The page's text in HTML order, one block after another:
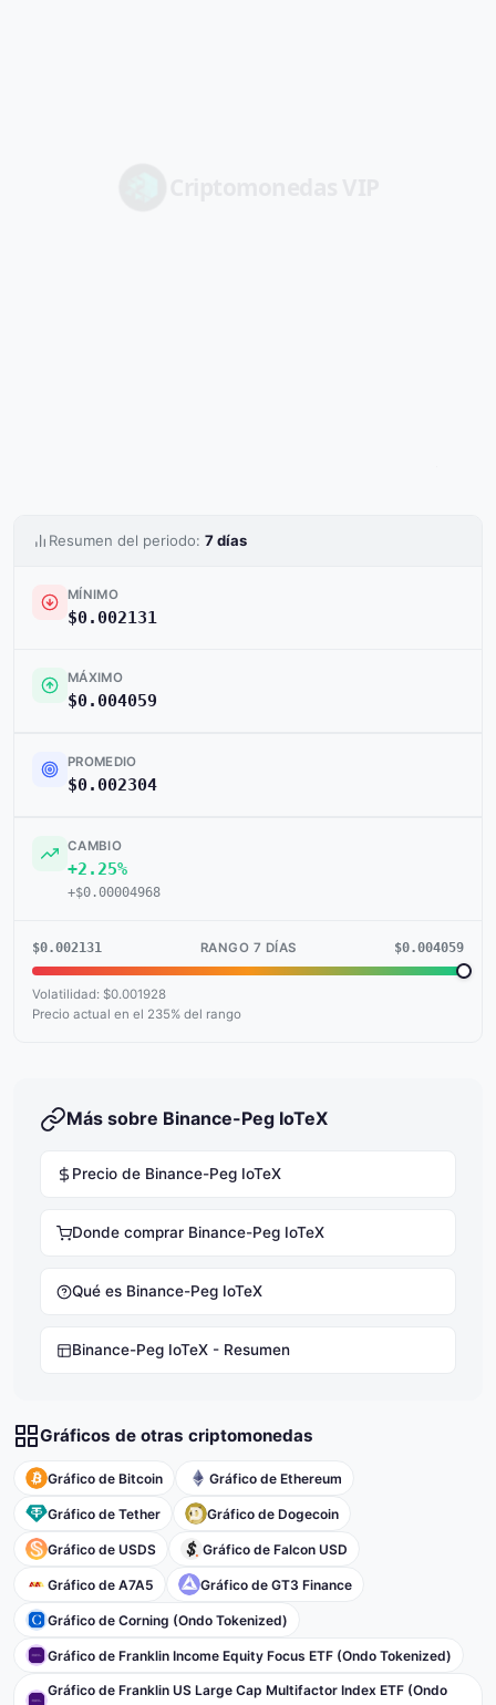
Resumen del periodo: 7 días
MÍNIMO
$0.002131
MÁXIMO
$0.004059
PROMEDIO
$0.002304
CAMBIO
+2.25%
+$0.00004968
$0.002131 RANGO 7 DÍAS $0.004059
Volatilidad: $0.001928
Precio actual en el 235% del rango
Más sobre Binance-Peg IoTeX
Precio de Binance-Peg IoTeX
Donde comprar Binance-Peg IoTeX
Qué es Binance-Peg IoTeX
Binance-Peg IoTeX - Resumen
Gráficos de otras criptomonedas
Gráfico de Bitcoin Gráfico de Ethereum
Gráfico de Tether Gráfico de Dogecoin
Gráfico de USDS Gráfico de Falcon USD
Gráfico de A7A5 Gráfico de GT3 Finance
Gráfico de Corning (Ondo Tokenized)
Gráfico de Franklin Income Equity Focus ETF (Ondo Tokenized)
Gráfico de Franklin US Large Cap Multifactor Index ETF (Ondo